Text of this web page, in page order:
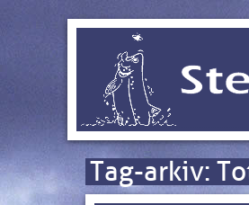
Tag-arkiv: